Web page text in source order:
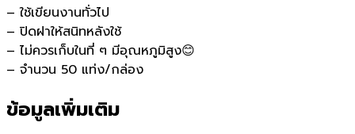
– ใช้เขียนงานทั่วไป
– ปิดฝาให้สนิทหลังใช้
– ไม่ควรเก็บในที่ ๆ มีอุณหภูมิสูง😊
– จำนวน 50 แท่ง/กล่อง
ข้อมูลเพิ่มเติม